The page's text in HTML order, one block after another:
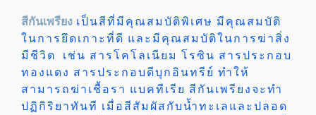
สีกันเพรียง เป็นสีที่มีคุณสมบัติพิเศษ มีคุณสมบัติ
ในการยึดเกาะที่ดี และมีคุณสมบัติในการฆ่าสิ่ง
มีชีวิต เช่น สารโคโลเนียม โรซิน สารประกอบ
ทองแดง สารประกอบดีบุกอินทรีย์ ทำให้
สามารถฆ่าเชื้อรา แบคทีเรีย สีกันเพรียงจะทำ
ปฏิกิริยาทันที เมื่อสีสัมผัสกับน้ำทะเลและปลอด